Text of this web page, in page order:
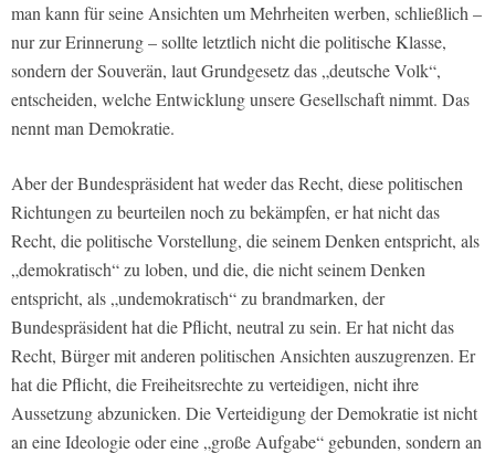
man kann für seine Ansichten um Mehrheiten werben, schließlich –
nur zur Erinnerung – sollte letztlich nicht die politische Klasse,
sondern der Souverän, laut Grundgesetz das „deutsche Volk“,
entscheiden, welche Entwicklung unsere Gesellschaft nimmt. Das
nennt man Demokratie.
Aber der Bundespräsident hat weder das Recht, diese politischen
Richtungen zu beurteilen noch zu bekämpfen, er hat nicht das
Recht, die politische Vorstellung, die seinem Denken entspricht, als
„demokratisch“ zu loben, und die, die nicht seinem Denken
entspricht, als „undemokratisch“ zu brandmarken, der
Bundespräsident hat die Pflicht, neutral zu sein. Er hat nicht das
Recht, Bürger mit anderen politischen Ansichten auszugrenzen. Er
hat die Pflicht, die Freiheitsrechte zu verteidigen, nicht ihre
Aussetzung abzunicken. Die Verteidigung der Demokratie ist nicht
an eine Ideologie oder eine „große Aufgabe“ gebunden, sondern an